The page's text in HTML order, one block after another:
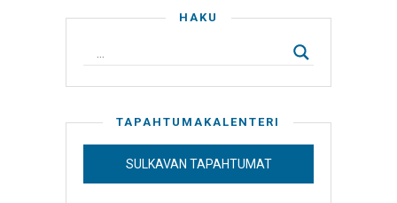
HAKU
TAPAHTUMAKALENTERI
SULKAVAN TAPAHTUMAT